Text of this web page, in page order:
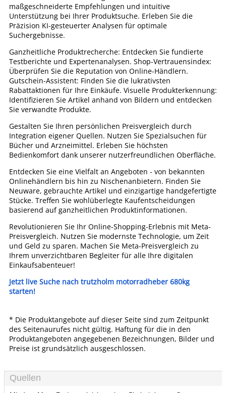
maßgeschneiderte Empfehlungen und intuitive
Unterstützung bei Ihrer Produktsuche. Erleben Sie die
Präzision KI-gesteuerter Analysen für optimale
Suchergebnisse.
Ganzheitliche Produktrecherche: Entdecken Sie fundierte
Testberichte und Expertenanalysen. Shop-Vertrauensindex:
Überprüfen Sie die Reputation von Online-Händlern.
Gutschein-Assistent: Finden Sie die lukrativsten
Rabattaktionen für Ihre Einkäufe. Visuelle Produkterkennung:
Identifizieren Sie Artikel anhand von Bildern und entdecken
Sie verwandte Produkte.
Gestalten Sie Ihren persönlichen Preisvergleich durch
Integration eigener Quellen. Nutzen Sie Spezialsuchen für
Bücher und Arzneimittel. Erleben Sie höchsten
Bedienkomfort dank unserer nutzerfreundlichen Oberfläche.
Entdecken Sie eine Vielfalt an Angeboten - von bekannten
Onlinehändlern bis hin zu Nischenanbietern. Finden Sie
Neuware, gebrauchte Artikel und einzigartige handgefertigte
Stücke. Treffen Sie wohlüberlegte Kaufentscheidungen
basierend auf ganzheitlichen Produktinformationen.
Revolutionieren Sie Ihr Online-Shopping-Erlebnis mit Meta-
Preisvergleich. Nutzen Sie modernste Technologie, um Zeit
und Geld zu sparen. Machen Sie Meta-Preisvergleich zu
Ihrem unverzichtbaren Begleiter für alle Ihre digitalen
Einkaufsabenteuer!
Jetzt live Suche nach trutzholm motorradheber 680kg
starten!
* Die Produktangebote auf dieser Seite sind zum Zeitpunkt
des Seitenaurufes nicht gültig. Haftung für die in den
Produktangeboten angegebenen Bezeichnungen, Bilder und
Preise ist grundsätzlich ausgeschlossen.
Quellen